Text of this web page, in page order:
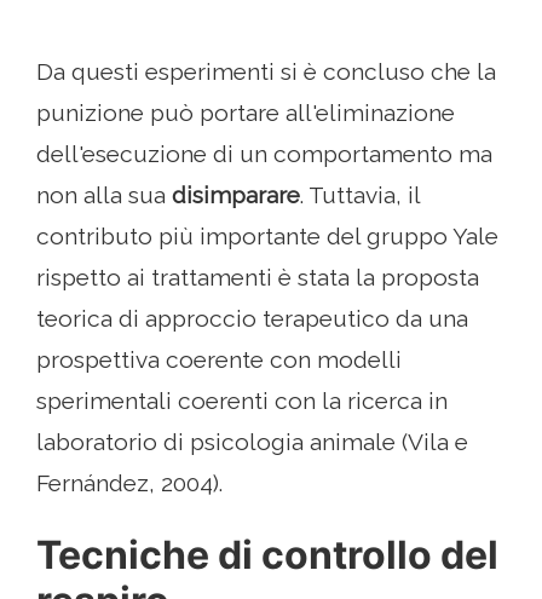
Da questi esperimenti si è concluso che la
punizione può portare all'eliminazione
dell'esecuzione di un comportamento ma
non alla sua disimparare. Tuttavia, il
contributo più importante del gruppo Yale
rispetto ai trattamenti è stata la proposta
teorica di approccio terapeutico da una
prospettiva coerente con modelli
sperimentali coerenti con la ricerca in
laboratorio di psicologia animale (Vila e
Fernández, 2004).
Tecniche di controllo del